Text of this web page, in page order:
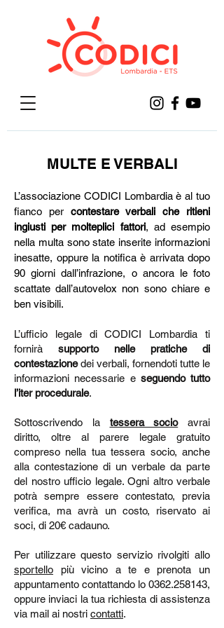
MULTE E VERBALI
L’associazione CODICI Lombardia è al tuo
fianco per contestare verbali che ritieni
ingiusti per molteplici fattori, ad esempio
nella multa sono state inserite informazioni
inesatte, oppure la notifica è arrivata dopo
90 giorni dall’infrazione, o ancora le foto
scattate dall’autovelox non sono chiare e
ben visibili.
L’ufficio legale di CODICI Lombardia ti
fornirà supporto nelle pratiche di
contestazionedei verbali, fornendoti tutte le
informazioni necessarie e seguendo tutto
l’iter procedurale.
Sottoscrivendo la tessera socioavrai
diritto, oltre al parere legale gratuito
compreso nella tua tessera socio, anche
alla contestazione di un verbale da parte
del nostro ufficio legale. Ogni altro verbale
potrà sempre essere contestato, previa
verifica, ma avrà un costo, riservato ai
soci, di 20€ cadauno.
Per utilizzare questo servizio rivolgiti allo
sportello più vicino a te e prenota un
appuntamento contattando lo 0362.258143,
oppure inviaci la tua richiesta di assistenza
via mail ai nostri contatti.